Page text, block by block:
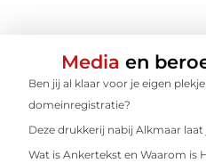
Media en
Ben jij al klaar voor je eigen
domeinregistratie?
Deze drukkerij nabij Alkmaar
Wat is Ankertekst en Waarom is